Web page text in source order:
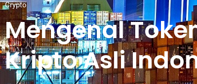
Crypto
Mengenal
Kripto Asli